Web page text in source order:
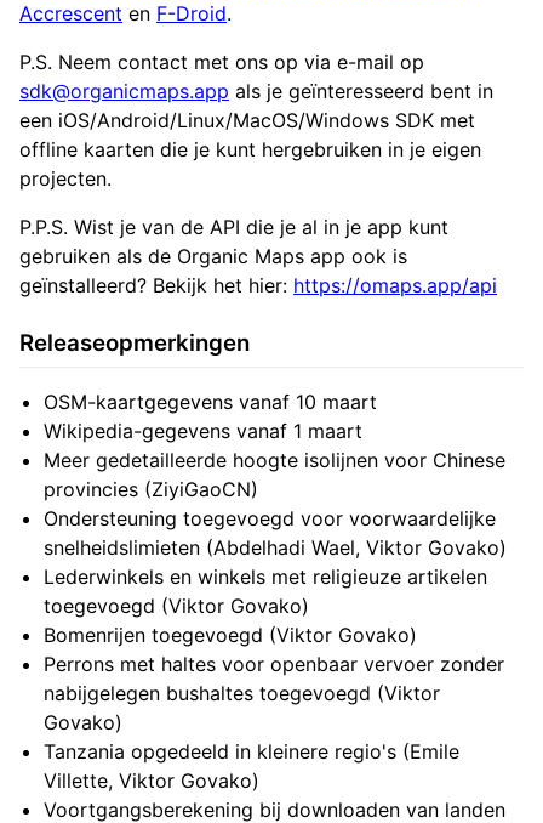
Accrescent en F-Droid.
P.S. Neem contact met ons op via e-mail op
sdk@organicmaps.app als je geïnteresseerd bent in
een iOS/Android/Linux/MacOS/Windows SDK met
offline kaarten die je kunt hergebruiken in je eigen
projecten.
P.P.S. Wist je van de API die je al in je app kunt
gebruiken als de Organic Maps app ook is
geïnstalleerd? Bekijk het hier: https://omaps.app/api
Releaseopmerkingen
OSM-kaartgegevens vanaf 10 maart
Wikipedia-gegevens vanaf 1 maart
Meer gedetailleerde hoogte isolijnen voor Chinese
provincies (ZiyiGaoCN)
Ondersteuning toegevoegd voor voorwaardelijke
snelheidslimieten (Abdelhadi Wael, Viktor Govako)
Lederwinkels en winkels met religieuze artikelen
toegevoegd (Viktor Govako)
Bomenrijen toegevoegd (Viktor Govako)
Perrons met haltes voor openbaar vervoer zonder
nabijgelegen bushaltes toegevoegd (Viktor
Govako)
Tanzania opgedeeld in kleinere regio's (Emile
Villette, Viktor Govako)
Voortgangsberekening bij downloaden van landen